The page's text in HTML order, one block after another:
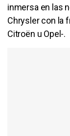
inmersa en las
Chrysler con la
Citroën u Opel-.